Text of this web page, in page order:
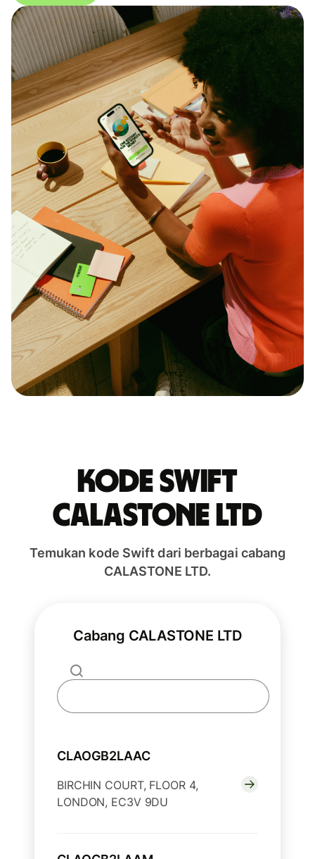
Kode Swift
CALASTONE LTD
Temukan kode Swift dari berbagai cabang
CALASTONE LTD.
Cabang CALASTONE LTD
CLAOGB2LAAC
BIRCHIN COURT, FLOOR 4,
LONDON, EC3V 9DU